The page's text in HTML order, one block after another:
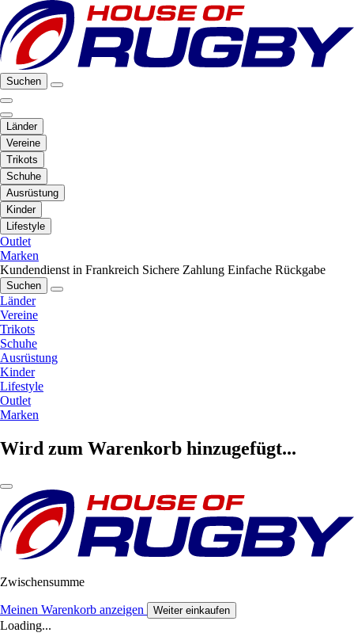
Suchen
Länder
Vereine
Trikots
Schuhe
Ausrüstung
Kinder
Lifestyle
Outlet
Marken
Kundendienst in Frankreich Sichere Zahlung Einfache Rückgabe
Suchen
Länder
Vereine
Trikots
Schuhe
Ausrüstung
Kinder
Lifestyle
Outlet
Marken
Wird zum Warenkorb hinzugefügt...
Zwischensumme
Meinen Warenkorb anzeigen Weiter einkaufen
Loading...